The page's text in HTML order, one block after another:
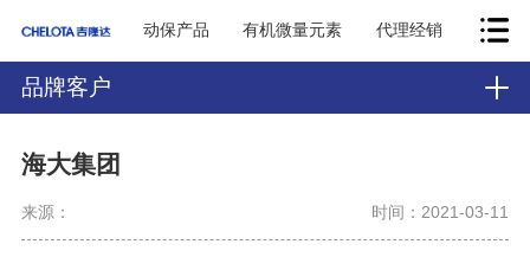
动保产品 有机微量元素 代理经销
品牌客户
海大集团
来源： 时间：2021-03-11